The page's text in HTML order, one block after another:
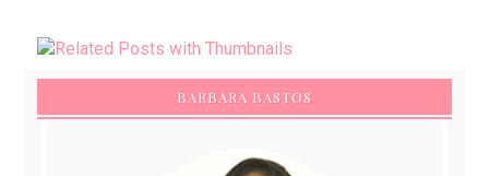
BARBARA BASTOS